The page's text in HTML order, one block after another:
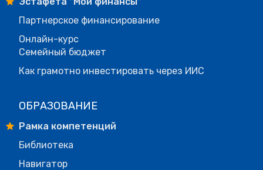
Партнерское финансирование
Онлайн-курс
Семейный бюджет
Как грамотно инвестировать через ИИС
ОБРАЗОВАНИЕ
Рамка компетенций
Библиотека
Навигатор